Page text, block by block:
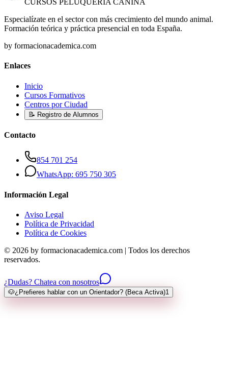
CURSOS PELUQUERÍA CANINA
Especialízate en el sector con más crecimiento del mundo animal.
Formación teórica y práctica presencial en toda España.
by formacionacademica.com
Enlaces
Inicio
Cursos Formativos
Centros por Ciudad
📝 Registro de Alumnos
Contacto
854 701 254
WhatsApp: 695 750 305
Información Legal
Aviso Legal
Política de Privacidad
Política de Cookies
© 2026 by formacionacademica.com | Todos los derechos
reservados.
¿Dudas? Chatea con nosotros
🐶¿Prefieres hablar con un Orientador? (Beca Activa)1